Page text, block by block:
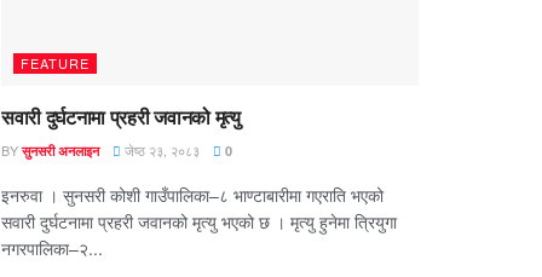
FEATURE
सवारी दुर्घटनामा प्रहरी जवानको मृत्यु
BY सुनसरी अनलाइन जेष्ठ २३, २०८३ 0
इनरुवा । सुनसरी कोशी गाउँपालिका–८ भाण्टाबारीमा गएराति भएको
सवारी दुर्घटनामा प्रहरी जवानको मृत्यु भएको छ । मृत्यु हुनेमा त्रियुगा
नगरपालिका–२...